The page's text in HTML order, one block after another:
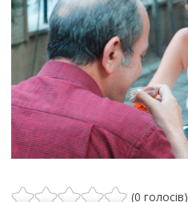
(0 голосів)